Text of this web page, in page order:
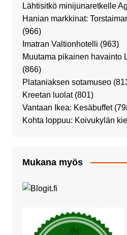
Lähtisitkö minijunaretkelle
Hanian markkinat:
(966)
Imatran Valtionhotelli (963)
Muutama pikainen havainto
(866)
Plataniaksen sotamuseo
Kreetan luolat (801)
Vantaan Ikea: Kesäbuffet
Kohta loppuu: Koivukylän
Mukana myös